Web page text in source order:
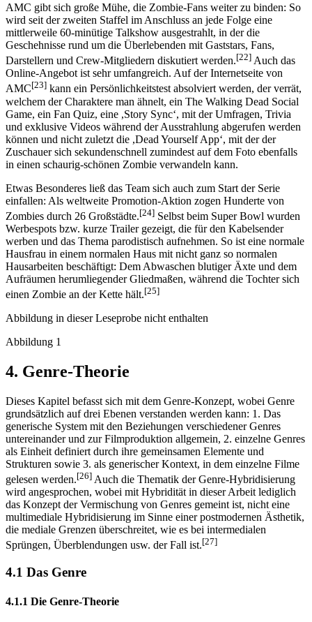
AMC gibt sich große Mühe, die Zombie-Fans weiter zu binden: So
wird seit der zweiten Staffel im Anschluss an jede Folge eine
mittlerweile 60-minütige Talkshow ausgestrahlt, in der die
Geschehnisse rund um die Überlebenden mit Gaststars, Fans,
Darstellern und Crew-Mitgliedern diskutiert werden.[22] Auch das
Online-Angebot ist sehr umfangreich. Auf der Internetseite von
AMC[23] kann ein Persönlichkeitstest absolviert werden, der verrät,
welchem der Charaktere man ähnelt, ein The Walking Dead Social
Game, ein Fan Quiz, eine ,Story Sync‘, mit der Umfragen, Trivia
und exklusive Videos während der Ausstrahlung abgerufen werden
können und nicht zuletzt die ,Dead Yourself App‘, mit der der
Zuschauer sich sekundenschnell zumindest auf dem Foto ebenfalls
in einen schaurig-schönen Zombie verwandeln kann.
Etwas Besonderes ließ das Team sich auch zum Start der Serie
einfallen: Als weltweite Promotion-Aktion zogen Hunderte von
Zombies durch 26 Großstädte.[24] Selbst beim Super Bowl wurden
Werbespots bzw. kurze Trailer gezeigt, die für den Kabelsender
werben und das Thema parodistisch aufnehmen. So ist eine normale
Hausfrau in einem normalen Haus mit nicht ganz so normalen
Hausarbeiten beschäftigt: Dem Abwaschen blutiger Äxte und dem
Aufräumen herumliegender Gliedmaßen, während die Tochter sich
einen Zombie an der Kette hält.[25]
Abbildung in dieser Leseprobe nicht enthalten
Abbildung 1
4. Genre-Theorie
Dieses Kapitel befasst sich mit dem Genre-Konzept, wobei Genre
grundsätzlich auf drei Ebenen verstanden werden kann: 1. Das
generische System mit den Beziehungen verschiedener Genres
untereinander und zur Filmproduktion allgemein, 2. einzelne Genres
als Einheit definiert durch ihre gemeinsamen Elemente und
Strukturen sowie 3. als generischer Kontext, in dem einzelne Filme
gelesen werden.[26] Auch die Thematik der Genre-Hybridisierung
wird angesprochen, wobei mit Hybridität in dieser Arbeit lediglich
das Konzept der Vermischung von Genres gemeint ist, nicht eine
multimediale Hybridisierung im Sinne einer postmodernen Ästhetik,
die mediale Grenzen überschreitet, wie es bei intermedialen
Sprüngen, Überblendungen usw. der Fall ist.[27]
4.1 Das Genre
4.1.1 Die Genre-Theorie